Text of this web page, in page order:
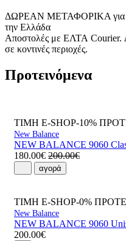
ΔΩΡΕΑΝ ΜΕΤΑΦΟΡΙΚΑ για
την Ελλάδα
Αποστολές με ΕΛΤΑ Courier.
σε κοντινές περιοχές.
Προτεινόμενα
ΤΙΜΗ E-SHOP-10%
New Balance
NEW BALANCE 9060
180.00€ 200.00€
αγορά
ΤΙΜΗ E-SHOP-0%
New Balance
NEW BALANCE 9060
200.00€